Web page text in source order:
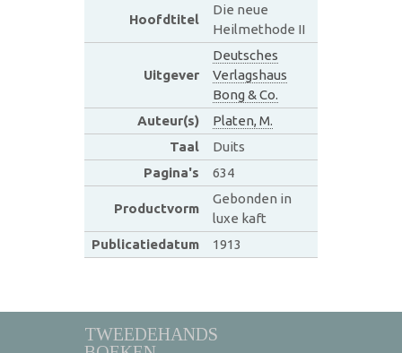
Hoofdtitel
Die neue
Heilmethode II
Uitgever
Deutsches
Verlagshaus
Bong & Co.
Auteur(s)
Platen, M.
Taal
Duits
Pagina's
634
Productvorm
Gebonden in
luxe kaft
Publicatiedatum
1913
TWEEDEHANDS